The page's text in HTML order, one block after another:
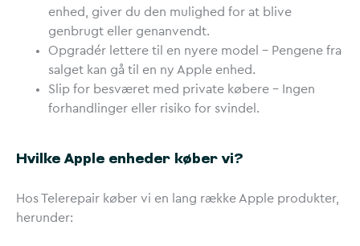
enhed, giver du den mulighed for at blive
genbrugt eller genanvendt.
Opgradér lettere til en nyere model – Pengene fra
salget kan gå til en ny Apple enhed.
Slip for besværet med private købere – Ingen
forhandlinger eller risiko for svindel.
Hvilke Apple enheder køber vi?
Hos Telerepair køber vi en lang række Apple produkter,
herunder: